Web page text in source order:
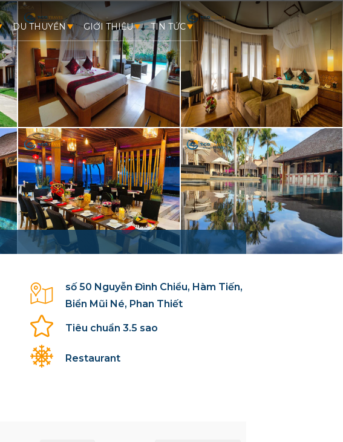
DU THUYỀN GIỚI THIỆU TIN TỨC
số 50 Nguyễn Đình Chiểu, Hàm Tiến,
Biển Mũi Né, Phan Thiết
Tiêu chuẩn 3.5 sao
Restaurant